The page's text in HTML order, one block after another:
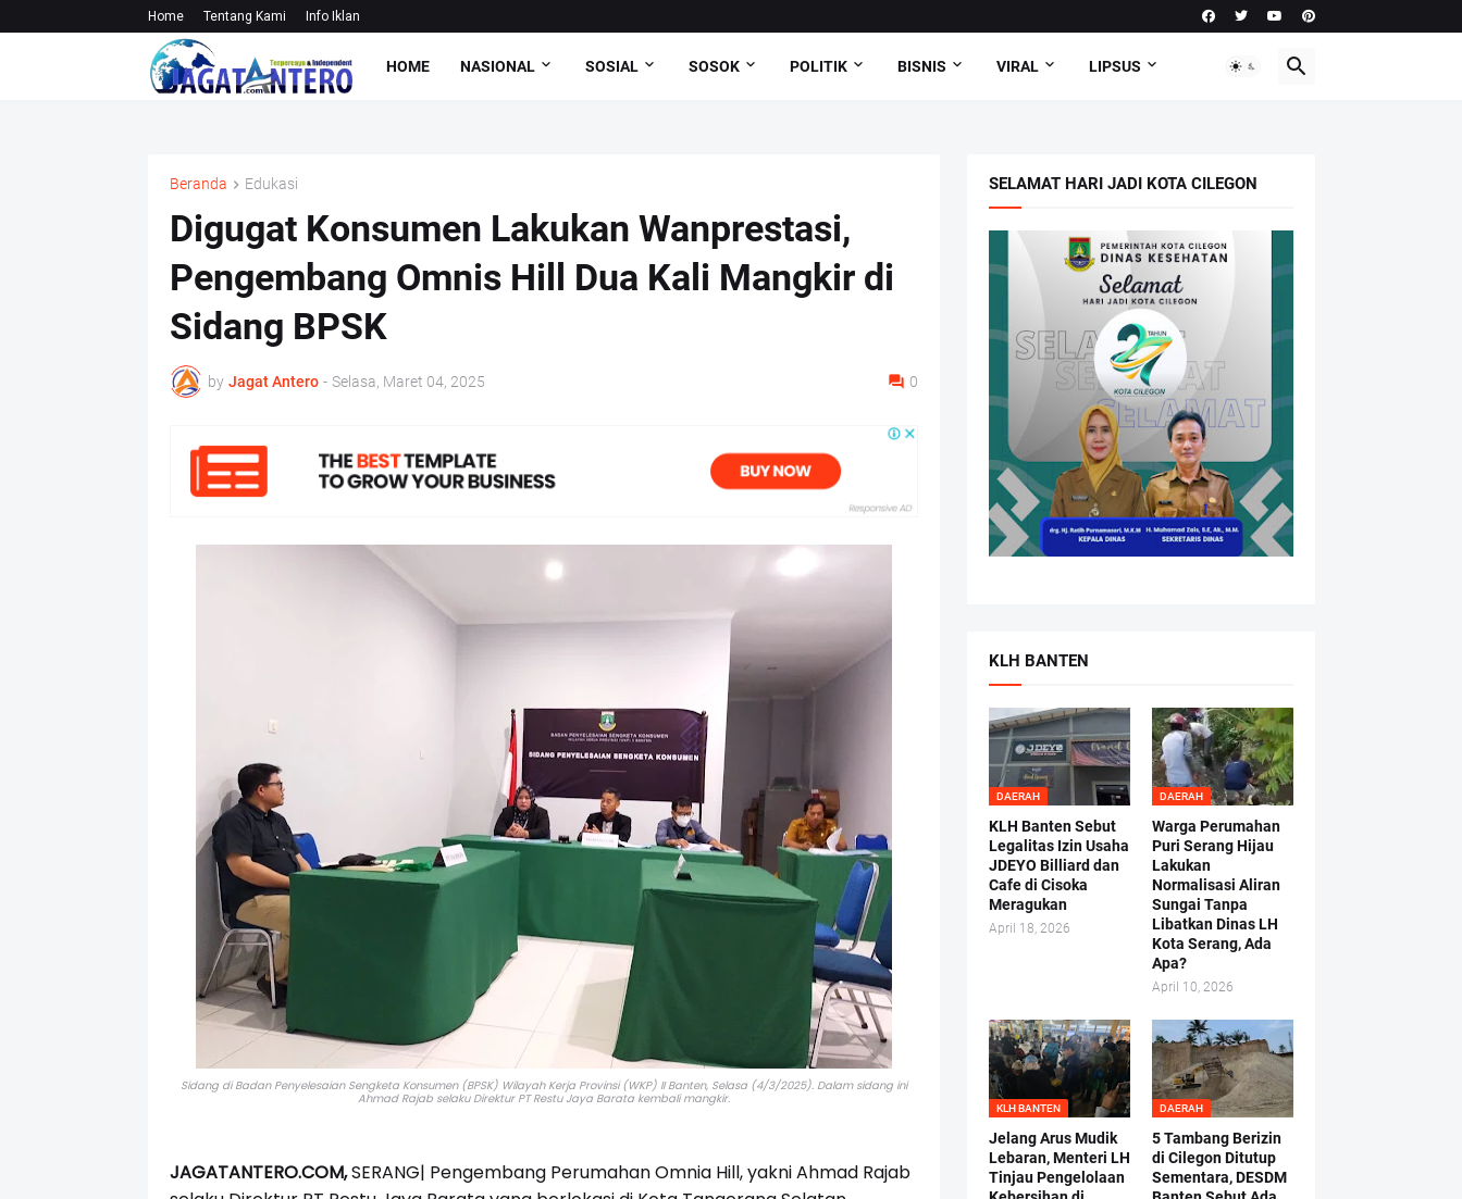
Home Tentang Kami Info Iklan
HOME NASIONAL SOSIAL SOSOK POLITIK BISNIS VIRAL LIPSUS
Beranda Edukasi
Digugat Konsumen Lakukan Wanprestasi,
Pengembang Omnis Hill Dua Kali Mangkir di
Sidang BPSK
by Jagat Antero - Selasa, Maret 04, 2025 0
Sidang di Badan Penyelesaian Sengketa Konsumen (BPSK) Wilayah Kerja Provinsi (WKP) II Banten, Selasa (4/3/2025). Dalam sidang ini
Ahmad Rajab selaku Direktur PT Restu Jaya Barata kembali mangkir.
JAGATANTERO.COM,SERANG| Pengembang Perumahan Omnia Hill, yakni Ahmad Rajab
SELAMAT HARI JADI KOTA CILEGON
KLH BANTEN
DAERAH
KLH Banten Sebut
Legalitas Izin Usaha
JDEYO Billiard dan
Cafe di Cisoka
Meragukan
April 18, 2026
DAERAH
Warga Perumahan
Puri Serang Hijau
Lakukan
Normalisasi Aliran
Sungai Tanpa
Libatkan Dinas LH
Kota Serang, Ada
Apa?
April 10, 2026
KLH BANTEN
Jelang Arus Mudik
Lebaran, Menteri LH
Tinjau Pengelolaan
DAERAH
5 Tambang Berizin
di Cilegon Ditutup
Sementara, DESDM